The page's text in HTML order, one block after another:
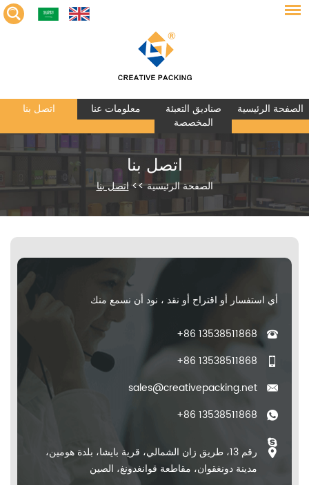
الصفحة الرئيسية
صناديق التعبئة
المخصصة
معلومات عنا اتصل بنا
اتصل بنا
الصفحة الرئيسية>>اتصل بنا
أي استفسار أو اقتراح أو نقد ، نود أن نسمع منك
+86 13538511868
+86 13538511868
sales@creativepacking.net
+86 13538511868
رقم 13، طريق زان الشمالي، قرية بايشا، بلدة هومين،
مدينة دونغقوان، مقاطعة قوانغدونغ، الصين